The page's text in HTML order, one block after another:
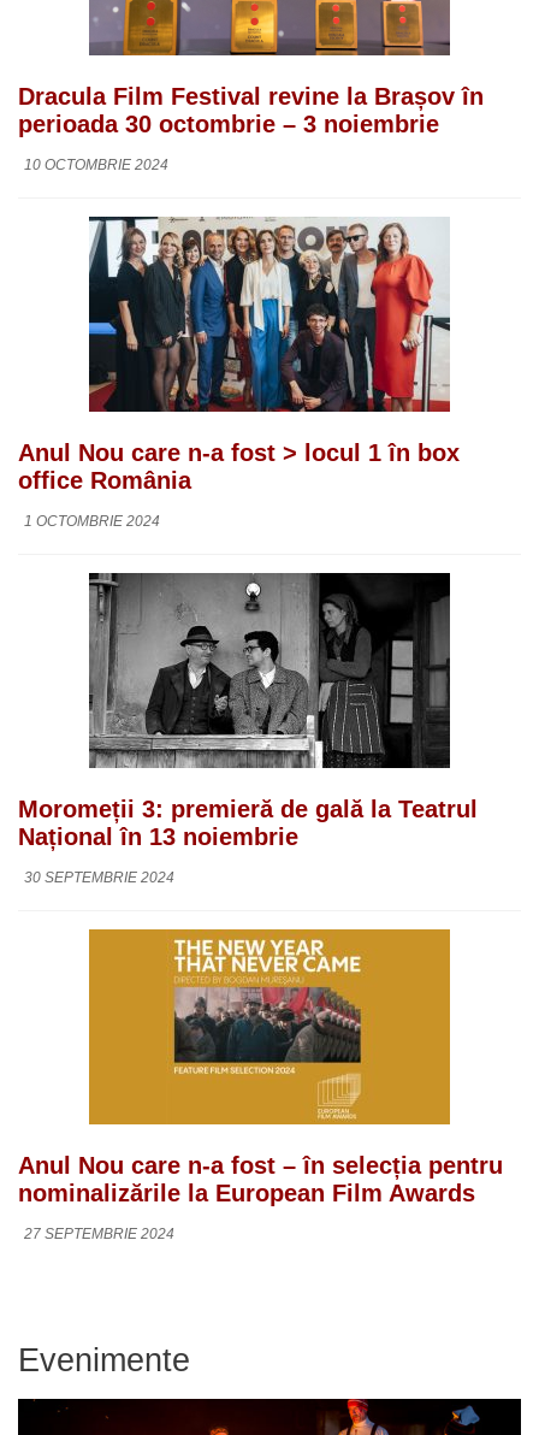
Dracula Film Festival revine la Brașov în
perioada 30 octombrie – 3 noiembrie
10 OCTOMBRIE 2024
Anul Nou care n-a fost > locul 1 în box
office România
1 OCTOMBRIE 2024
Moromeții 3: premieră de gală la Teatrul
Național în 13 noiembrie
30 SEPTEMBRIE 2024
Anul Nou care n-a fost – în selecția pentru
nominalizările la European Film Awards
27 SEPTEMBRIE 2024
Evenimente